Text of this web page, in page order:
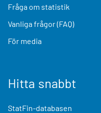
Fråga om statistik
Vanliga frågor (FAQ)
För media
Hitta snabbt
StatFin-databasen